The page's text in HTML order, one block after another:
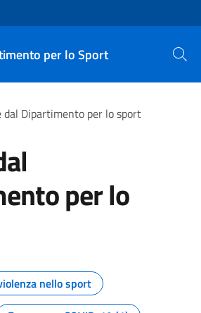
per lo Sport Cerca
dal Dipartimento per lo sport
per lo
della pagina
nello sport